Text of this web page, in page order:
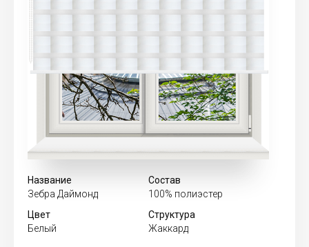
Название
Зебра Даймонд
Состав
100% полиэстер
Цвет
Белый
Структура
Жаккард